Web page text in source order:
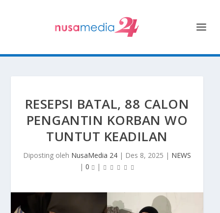
RESEPSI BATAL, 88 CALON
PENGANTIN KORBAN WO
TUNTUT KEADILAN
Diposting oleh NusaMedia 24 | Des 8, 2025 | NEWS
| 0 |